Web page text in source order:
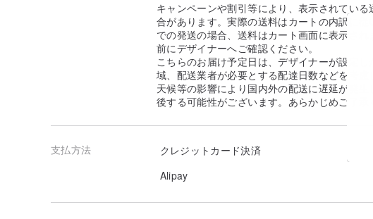
キャンペーンや割引等により、表示されてい
合があります。実際の送料はカートの内訳に従
での発送の場合、送料はカート画面に表示され
前にデザイナーへご確認ください。
こちらのお届け予定日は、デザイナーが設定し
域、配送業者が必要とする配達日数などを考慮
天候等の影響により国内外の配送に遅延が発生
後する可能性がございます。あらかじめご了承
支払方法
クレジットカード決済
Alipay